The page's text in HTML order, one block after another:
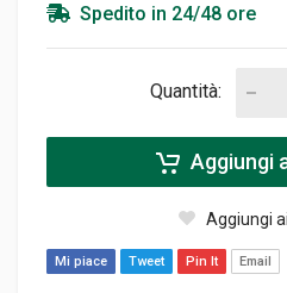
Spedito in 24/48 ore
Quantità:
Aggiungi
Aggiungi
Mi piace Tweet Pin It Email